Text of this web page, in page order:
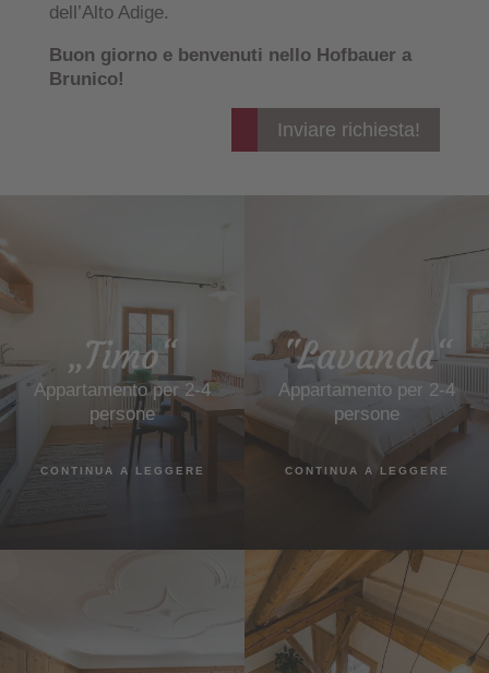
dell’Alto Adige.
Buon giorno e benvenuti nello Hofbauer a
Brunico!
Inviare richiesta!
„Timo“
Appartamento per 2-4
persone
CONTINUA A LEGGERE
"Lavanda“
Appartamento per 2-4
persone
CONTINUA A LEGGERE